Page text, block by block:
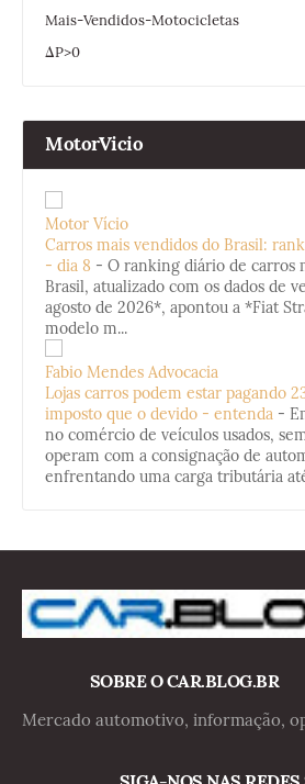
Mais-Vendidos-Motocicletas
ΔP>0
MotorVicio
Motor Vício
Carros mais vendidos do Brasil:
- dia 8 - O ranking diário de carros
Brasil, atualizado com os dados de
agosto de 2026*, apontou a *Fiat
modelo m...
Fabio Mendes Advocacia
Lojas carros podem estar pagando
imposto que o devido - entenda -
no comércio de veículos usados,
operam com a consignação de
enfrentando uma carga tributária
SOBRE O CAR.BLOG.BR
Mercado automotivo, informação,